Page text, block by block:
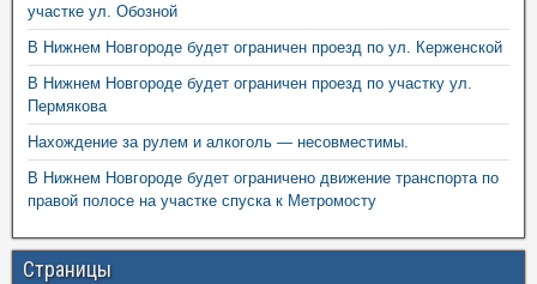
участке ул. Обозной
В Нижнем Новгороде будет ограничен проезд по ул. Керженской
В Нижнем Новгороде будет ограничен проезд по участку ул.
Пермякова
Нахождение за рулем и алкоголь — несовместимы.
В Нижнем Новгороде будет ограничено движение транспорта по
правой полосе на участке спуска к Метромосту
Страницы